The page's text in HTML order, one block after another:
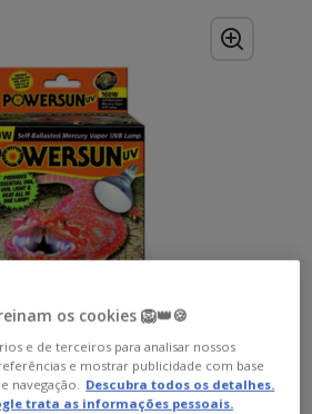
os cookies 🦁👑🍪
e de terceiros para analisar nossos
e mostrar publicidade com base
navegação. Descubra todos os detalhes.
trata as informações pessoais.